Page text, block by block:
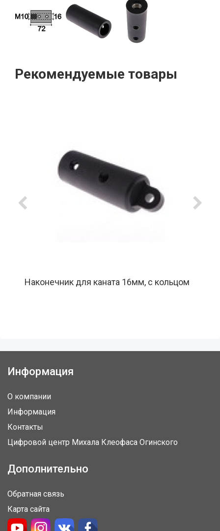
Рекомендуемые товары
Наконечник для каната 16мм, с кольцом
Информация
О компании
Информация
Контакты
Цифровой центр Михала Клеофаса Огинского
Дополнительно
Обратная связь
Карта сайта